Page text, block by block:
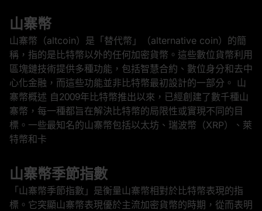
山寨幣
山寨幣（altcoin）是「替代幣」（alternative coin）的簡
稱，指的是比特幣以外的任何加密貨幣。這些數位貨幣利用
區塊鏈技術提供多種功能，包括智慧合約、數位身分和去中
心化金融，而這些功能並非比特幣最初設計的一部分。 山
寨幣概述 自2009年比特幣推出以來，已經創建了數千種山
寨幣，每一種都旨在解決比特幣的局限性或實現不同的目
標。一些最知名的山寨幣包括以太坊、瑞波幣（XRP）、萊
特幣和卡
山寨幣季節指數
「山寨幣季節指數」是衡量山寨幣相對於比特幣表現的指
標。它突顯山寨幣表現優於主流加密貨幣的時期，從而表明